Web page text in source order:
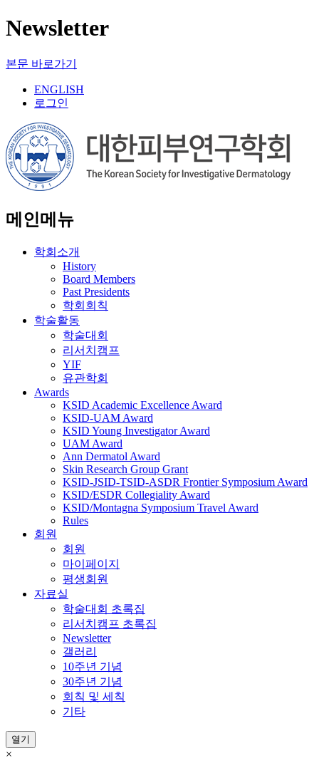
Newsletter
본문 바로가기
ENGLISH
로그인
메인메뉴
학회소개
History
Board Members
Past Presidents
학회회칙
학술활동
학술대회
리서치캠프
YIF
유관학회
Awards
KSID Academic Excellence Award
KSID-UAM Award
KSID Young Investigator Award
UAM Award
Ann Dermatol Award
Skin Research Group Grant
KSID-JSID-TSID-ASDR Frontier Symposium Award
KSID/ESDR Collegiality Award
KSID/Montagna Symposium Travel Award
Rules
회원
회원
마이페이지
평생회원
자료실
학술대회 초록집
리서치캠프 초록집
Newsletter
갤러리
10주년 기념
30주년 기념
회칙 및 세칙
기타
열기
×